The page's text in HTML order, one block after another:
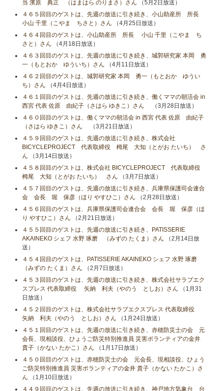
当 濱原 典正 （はまはら のりまさ）さん （5月2日放送）
４６５回目のゲストは、先週の放送に引き続き、小山助産所 所長
小山​ 千里（こやま ちさと）さん （4月25日放送）
４６４回目のゲストは、小山助産所 所長 小山​ 千里（こやま ち
さと）さん （4月18日放送）
４６３回目のゲストは、先週の放送に引き続き、城郭研究家 本岡 勇
一（もとおか ゆういち）さん （4月11日放送）
４６２回目のゲストは、城郭研究家 本岡 勇一（もとおか ゆうい
ち）さん （4月4日放送）
４６１回目のゲストは、先週の放送に引き続き、働くママの朝活会 in
西宮 代表 佐原 由紀子（さはら ゆきこ）さん
（3月28日放送）
４６０回目のゲストは、働くママの朝活会 in 西宮 代表 佐原 由紀子
（さはら ゆきこ）さん
（3月21日放送）
４５９回目のゲストは、先週の放送に引き続き、株式会社
BICYCLEPROJECT 代表取締役 栂尾 大知（とがお たいち） さ
ん （3月14日放送）
４５８回目のゲストは、株式会社 BICYCLEPROJECT 代表取締役
栂尾 大知（とがお たいち） さん （3月7日放送）
４５７回目のゲストは、先週の放送に引き続き、兵庫県保護司会連合
会 会長 堀 保彦（ほり やすひこ）さん （2月28日放送）
４５６回目のゲストは、兵庫県保護司会連合会 会長 堀 保彦（ほ
り やすひこ）さん （2月21日放送）
４５５回目のゲストは、先週の放送に引き続き、PATISSERIE
AKAINEKO シェフ 水野 琢磨 （みずの たくま）さん （2月14日放
送）
４５４回目のゲストは、PATISSERIE AKAINEKO シェフ 水野 琢磨
（みずの たくま）さん （2月7日放送）
４５３回目のゲストは、先週の放送に引き続き、株式会社サラブエク
スプレス 代表取締役 矢納 利夫（やのう としお）さん （1月31
日放送）
４５２回目のゲストは、株式会社サラブエクスプレス 代表取締役
矢納 利夫（やのう としお）さん （1月24日放送）
４５１回目のゲストは、先週の放送に引き続き、赤穂防災士の会 元
会長、現相談役、ひょうご防災特別推進員 災害ボランティアの金井
貴子（かない たかこ）さん （1月17日放送）
４５０回目のゲストは、赤穂防災士の会 元会長、現相談役、ひょう
ご防災特別推進員 災害ボランティアの金井 貴子（かない たかこ）さ
ん （1月10日放送）
４４９回目のゲストは、先週の放送に引き続き、神戸地方気象台 台